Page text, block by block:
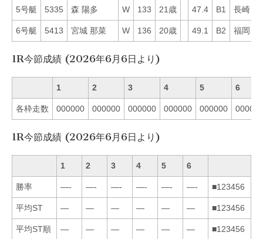
5号艇 5335 森 陽多 W 133 21歳 47.4 B1 長崎
6号艇 5413 宮城 那菜 W 136 20歳 49.1 B2 福岡
1R今節成績 (2026年6月6日より)
1 2 3 4 5 6
各枠走数 000000 000000 000000 000000 000000 000000
1R今節成績 (2026年6月6日より)
1 2 3 4 5 6
勝率 —- —- —- —- —- —- ■123456
平均ST — — — — — — ■123456
平均ST順 — — — — — — ■123456